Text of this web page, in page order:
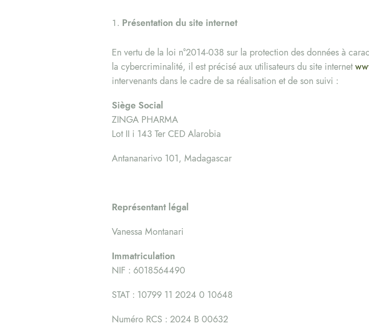
Présentation du site internet
En vertu de la loi n°2014-038 sur la protection des données à
la cybercriminalité, il est précisé aux utilisateurs du site internet
intervenants dans le cadre de sa réalisation et de son suivi :
Siège Social
ZINGA PHARMA
Lot II i 143 Ter CED Alarobia
Antananarivo 101, Madagascar
Représentant légal
Vanessa Montanari
Immatriculation
NIF : 6018564490
STAT : 10799 11 2024 0 10648
Numéro RCS : 2024 B 00632